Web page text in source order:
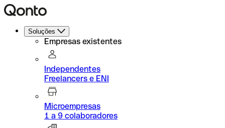
Soluções
Empresas existentes
Independentes
Freelancers e ENI
Microempresas
1 a 9 colaboradores